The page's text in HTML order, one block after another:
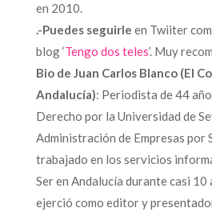
en 2010.
.-Puedes seguirle en Twiiter
blog ‘Tengo dos teles’. Muy
Bio de Juan Carlos Blanco (El
Andalucía): Periodista de 44
Derecho por la Universidad de
Administración de Empresas por
trabajado en los servicios
Ser en Andalucía durante casi 10
ejerció como editor y